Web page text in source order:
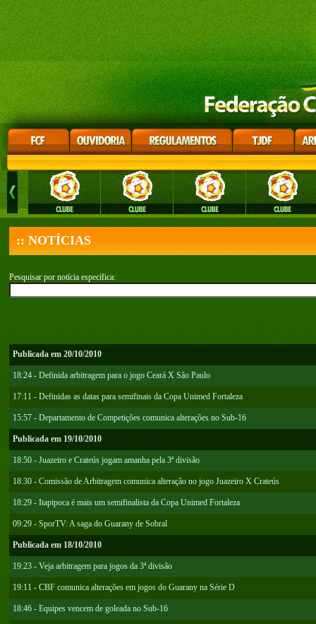
:: NOTÍCIAS
Pesquisar por notícia específica:
Publicada em 20/10/2010
18:24 - Definida arbitragem para o jogo Ceará X São Paulo
17:11 - Definidas as datas para semifinais da Copa Unimed Fortaleza
15:57 - Departamento de Competições comunica alterações no Sub-16
Publicada em 19/10/2010
18:50 - Juazeiro e Crateús jogam amanha pela 3ª divisão
18:30 - Comissão de Arbitragem comunica alteração no jogo Juazeiro X Crateús
18:29 - Itapipoca é mais um semifinalista da Copa Unimed Fortaleza
09:29 - SporTV: A saga do Guarany de Sobral
Publicada em 18/10/2010
19:23 - Veja arbitragem para jogos da 3ª divisão
19:11 - CBF comunica alterações em jogos do Guarany na Série D
18:46 - Equipes vencem de goleada no Sub-16